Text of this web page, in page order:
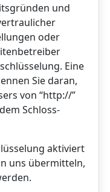
und
oder
Eine
Sie daran,
von “http://”
Schloss-
aktiviert
uns übermitteln,